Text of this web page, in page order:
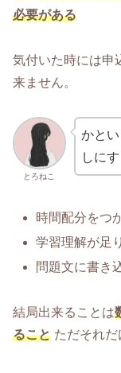
必要がある
気付いた時には申
来ません。
とろねこ
かと
しに
時間配分をつ
学習理解が足
問題文に書き
結局出来ることは
ること ただそれだ